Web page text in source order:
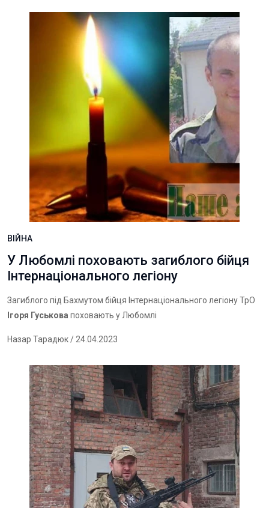
ВІЙНА
У Любомлі поховають загиблого бійця
Інтернаціонального легіону
Загиблого під Бахмутом бійця Інтернаціонального легіону ТрО
Ігоря Гуськова поховають у Любомлі
Назар Тарадюк/ 24.04.2023